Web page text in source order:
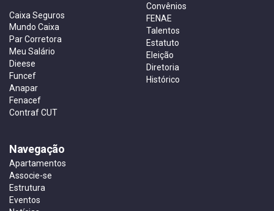
Caixa Seguros
Mundo Caixa
Par Corretora
Meu Salário
Dieese
Funcef
Anapar
Fenacef
Contraf CUT
Convênios
FENAE
Talentos
Estatuto
Eleição
Diretoria
Histórico
Navegação
Apartamentos
Associe-se
Estrutura
Eventos